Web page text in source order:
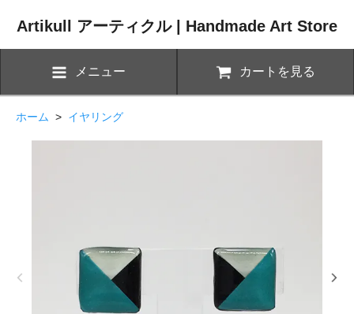
Artikull アーティクル | Handmade Art Store
メニュー カートを見る
ホーム > イヤリング